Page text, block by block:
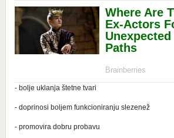
- bolje uklanja štetne tvari
- doprinosi boljem funkcioniranju slezenež
- promovira dobru probavu